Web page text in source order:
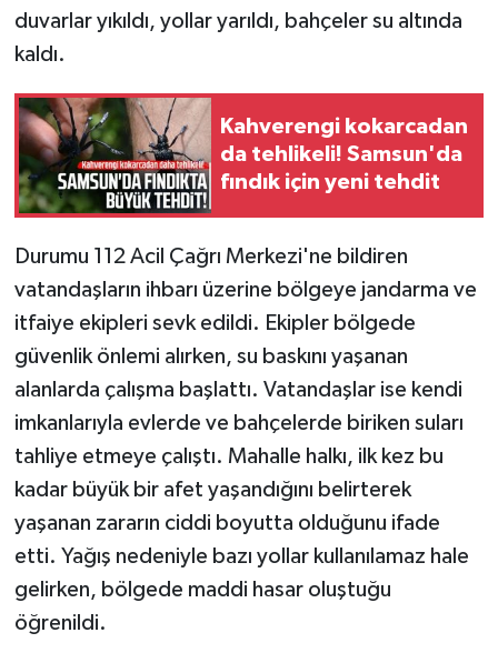
duvarlar yıkıldı, yollar yarıldı, bahçeler su altında
kaldı.
Kahverengi kokarcadan
da tehlikeli! Samsun'da
fındık için yeni tehdit
Durumu 112 Acil Çağrı Merkezi'ne bildiren
vatandaşların ihbarı üzerine bölgeye jandarma ve
itfaiye ekipleri sevk edildi. Ekipler bölgede
güvenlik önlemi alırken, su baskını yaşanan
alanlarda çalışma başlattı. Vatandaşlar ise kendi
imkanlarıyla evlerde ve bahçelerde biriken suları
tahliye etmeye çalıştı. Mahalle halkı, ilk kez bu
kadar büyük bir afet yaşandığını belirterek
yaşanan zararın ciddi boyutta olduğunu ifade
etti. Yağış nedeniyle bazı yollar kullanılamaz hale
gelirken, bölgede maddi hasar oluştuğu
öğrenildi.